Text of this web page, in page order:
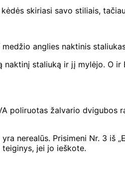
skiriasi savo stiliais,
anglies naktinis
naktinį staliuką ir jį mylėjo. O
poliruotas žalvario dvigubos
nerealūs. Prisimeni Nr. 3 iš
jei jo ieškote.